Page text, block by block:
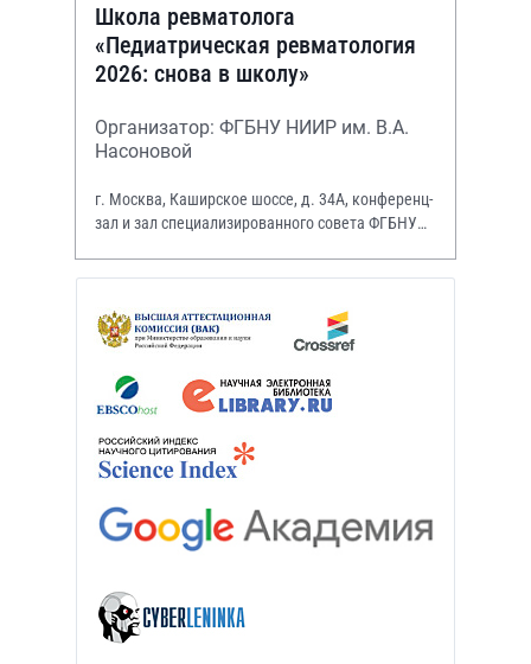
Школа ревматолога
«Педиатрическая ревматология
2026: снова в школу»
Организатор: ФГБНУ НИИР им. В.А.
Насоновой
г. Москва, Каширское шоссе, д. 34А, конференц-
зал и зал специализированного совета ФГБНУ